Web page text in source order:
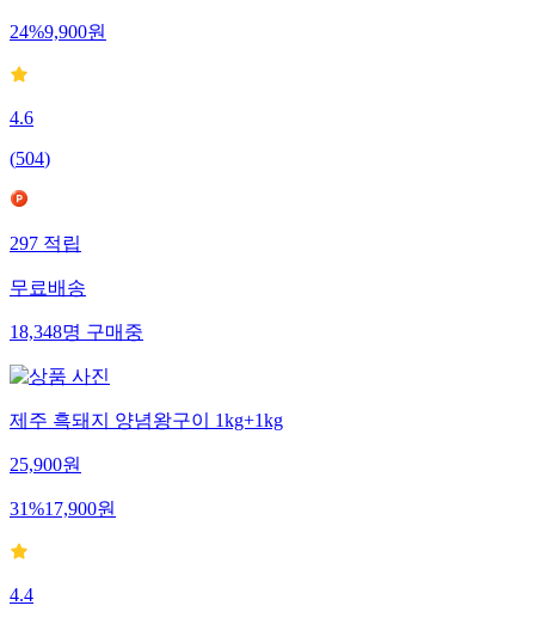
24%9,900원
4.6
(504)
297 적립
무료배송
18,348명 구매중
제주 흑돼지 양념왕구이 1kg+1kg
25,900원
31%17,900원
4.4